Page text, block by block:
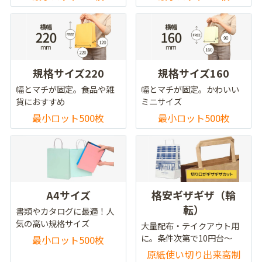
規格サイズ220
幅とマチが固定。食品や雑
貨におすすめ
最小ロット500枚
規格サイズ160
幅とマチが固定。かわいい
ミニサイズ
最小ロット500枚
A4サイズ
書類やカタログに最適！人
気の高い規格サイズ
最小ロット500枚
格安ギザギザ（輪
転）
大量配布・テイクアウト用
に。条件次第で10円台～
原紙使い切り出来高制